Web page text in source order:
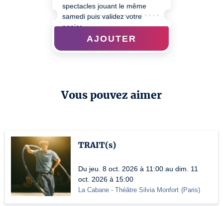
spectacles jouant le même
samedi puis validez votre
panier.
AJOUTER
Vous pouvez aimer
TRAIT(s)
Du jeu. 8 oct. 2026 à 11:00 au dim. 11
oct. 2026 à 15:00
La Cabane - Théâtre Silvia Monfort (Paris)